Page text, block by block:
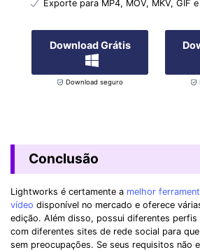
Exporte para MP4, MOV, MKV, GIF
Download Grátis
Download seguro
Conclusão
Lightworks é certamente a melhor
vídeo disponível no mercado e oferece
edição. Além disso, possui diferentes
com diferentes sites de rede social para
sem preocupações. Se seus requisitos não